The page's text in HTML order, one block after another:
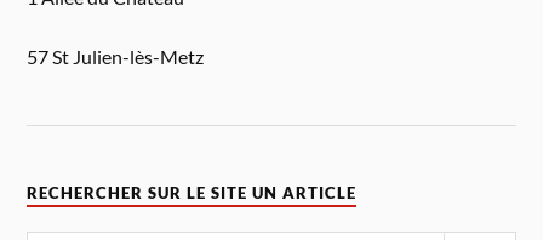
57 St Julien-lès-Metz
RECHERCHER SUR LE SITE UN ARTICLE